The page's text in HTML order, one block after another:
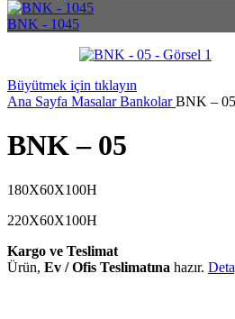
BNK - 1045
Büyütmek için tıklayın
Ana Sayfa MasalarBankolarBNK – 05
BNK – 05
180X60X100H
220X60X100H
Kargo ve Teslimat
Ürün, Ev / Ofis Teslimatına hazır.